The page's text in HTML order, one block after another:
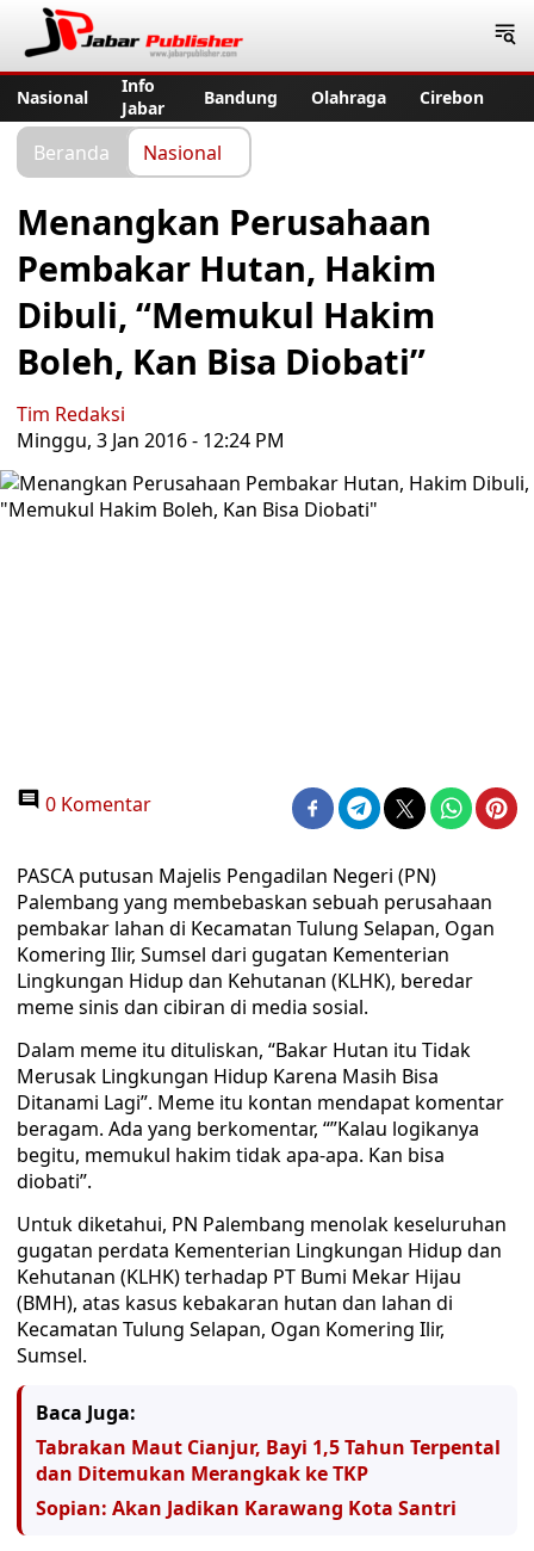
Nasional
Info
Jabar
Bandung Olahraga Cirebon
Beranda Nasional
Menangkan Perusahaan
Pembakar Hutan, Hakim
Dibuli, “Memukul Hakim
Boleh, Kan Bisa Diobati”
Tim Redaksi
Minggu, 3 Jan 2016 - 12:24 PM
0 Komentar
PASCA putusan Majelis Pengadilan Negeri (PN)
Palembang yang membebaskan sebuah perusahaan
pembakar lahan di Kecamatan Tulung Selapan, Ogan
Komering Ilir, Sumsel dari gugatan Kementerian
Lingkungan Hidup dan Kehutanan (KLHK), beredar
meme sinis dan cibiran di media sosial.
Dalam meme itu dituliskan, “Bakar Hutan itu Tidak
Merusak Lingkungan Hidup Karena Masih Bisa
Ditanami Lagi”. Meme itu kontan mendapat komentar
beragam. Ada yang berkomentar, “”Kalau logikanya
begitu, memukul hakim tidak apa-apa. Kan bisa
diobati”.
Untuk diketahui, PN Palembang menolak keseluruhan
gugatan perdata Kementerian Lingkungan Hidup dan
Kehutanan (KLHK) terhadap PT Bumi Mekar Hijau
(BMH), atas kasus kebakaran hutan dan lahan di
Kecamatan Tulung Selapan, Ogan Komering Ilir,
Sumsel.
Baca Juga:
Tabrakan Maut Cianjur, Bayi 1,5 Tahun Terpental
dan Ditemukan Merangkak ke TKP
Sopian: Akan Jadikan Karawang Kota Santri